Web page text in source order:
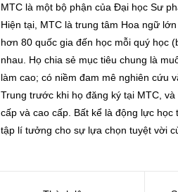
MTC là một bộ phận của Đại học Sư
Hiện tại, MTC là trung tâm Hoa ngữ
hơn 80 quốc gia đến học mỗi quý học
nhau. Họ chia sẻ mục tiêu chung là
làm cao; có niềm đam mê nghiên cứu
Trung trước khi họ đăng ký tại MTC,
cấp và cao cấp. Bất kể là động lực
tập lí tưởng cho sự lựa chọn tuyệt vời